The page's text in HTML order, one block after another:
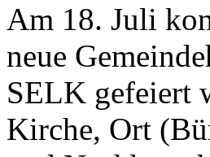
Am 18. Juli
neue
SELK gefeiert
Kirche, Ort